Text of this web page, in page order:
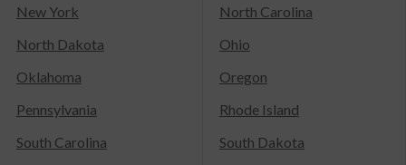
New York
North Carolina
North Dakota
Ohio
Oklahoma
Oregon
Pennsylvania
Rhode Island
South Carolina
South Dakota